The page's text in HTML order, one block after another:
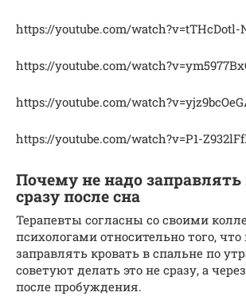
https://youtube.com/watch?v=tTHcDotl-
https://youtube.com/
https://youtube.com/
https://youtube.com/watch?v=P1-
Почему не надо заправлять
сразу после сна
Терапевты согласны со своими
психологами относительно того,
заправлять кровать в спальне по
советуют делать это не сразу, а
после пробуждения.